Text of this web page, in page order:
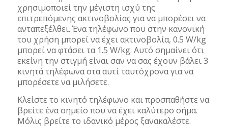
χρησιμοποιεί την μέγιστη ισχύ της
επιτρεπόμενης ακτινοβολίας για να μπορέσει να
ανταπεξέλθει. Ένα τηλέφωνο που στην κανονική
του χρήση μπορεί να έχει ακτινοβολία, 0.5 W/kg
μπορεί να φτάσει τα 1.5 W/kg. Αυτό σημαίνει ότι
εκείνη την στιγμή είναι σαν να σας έχουν βάλει 3
κινητά τηλέφωνα στα αυτί ταυτόχρονα για να
μπορέσετε να μιλήσετε.
Κλείστε το κινητό τηλέφωνο και προσπαθήστε να
βρείτε ένα σημείο που να έχει καλύτερο σήμα.
Μόλις βρείτε το ιδανικό μέρος ξανακαλέστε.